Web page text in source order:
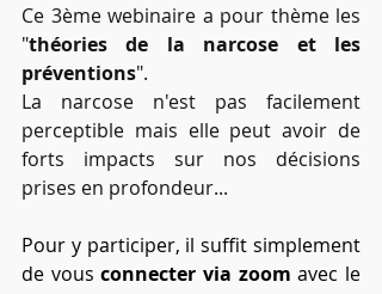
Ce 3ème webinaire a pour thème les
"théories de la narcose et les
préventions".
La narcose n'est pas facilement
perceptible mais elle peut avoir de
forts impacts sur nos décisions
prises en profondeur...
Pour y participer, il suffit simplement
de vous connecter via zoom avec le